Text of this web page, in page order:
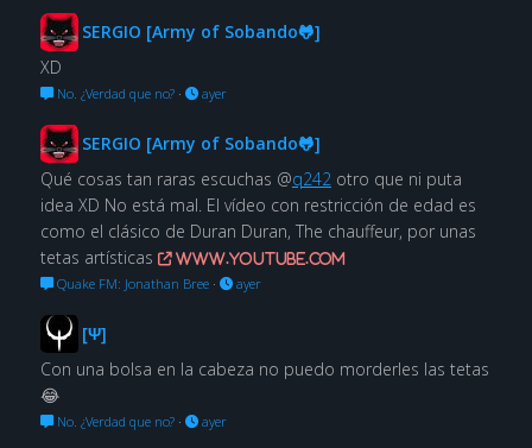
SERGIO [Army of Sobando🐸]
XD
No. ¿Verdad que no?· ayer
SERGIO [Army of Sobando🐸]
Qué cosas tan raras escuchas @q242otro que ni puta
idea XD No está mal. El vídeo con restricción de edad es
como el clásico de Duran Duran, The chauffeur, por unas
tetas artísticas
www.youtube.com
Quake FM: Jonathan Bree· ayer
[Ψ]
Con una bolsa en la cabeza no puedo morderles las tetas
😂
No. ¿Verdad que no?· ayer